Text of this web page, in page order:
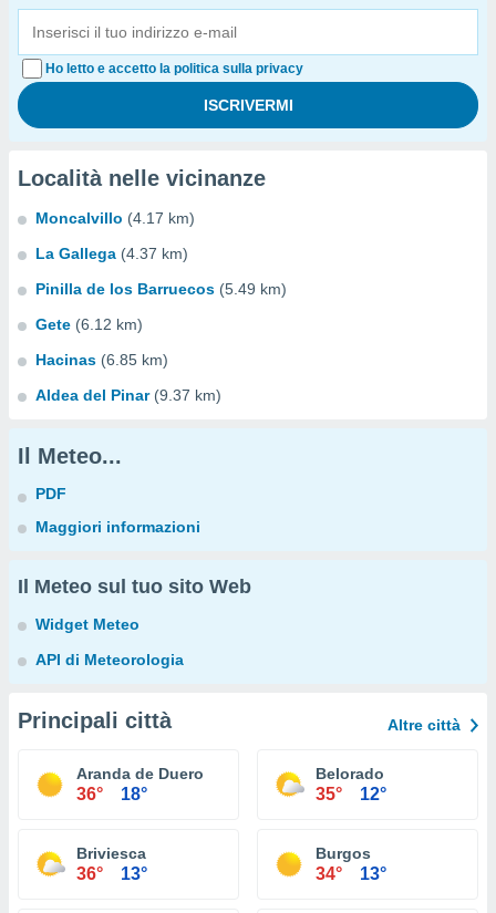
Ho letto e accetto la politica sulla privacy
Località nelle vicinanze
Moncalvillo (4.17 km)
La Gallega (4.37 km)
Pinilla de los Barruecos (5.49 km)
Gete (6.12 km)
Hacinas (6.85 km)
Aldea del Pinar (9.37 km)
Il Meteo...
PDF
Maggiori informazioni
Il Meteo sul tuo sito Web
Widget Meteo
API di Meteorologia
Principali città Altre città
Aranda de Duero
36° 18°
Belorado
35° 12°
Briviesca
36° 13°
Burgos
34° 13°